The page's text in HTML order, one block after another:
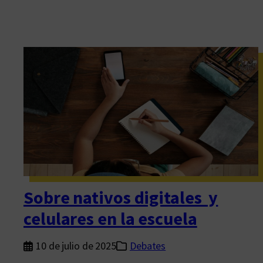
Sobre nativos digitales y
celulares en la escuela
10 de julio de 2025 Debates